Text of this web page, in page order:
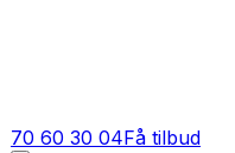
70 60 30 04Få tilbud